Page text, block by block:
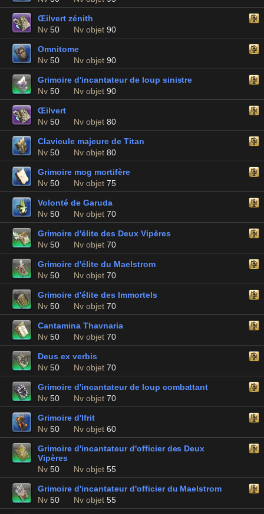
Œilvert zénith
Nv 50 Nv objet 90
Omnitome
Nv 50 Nv objet 90
Grimoire d'incantateur de loup sinistre
Nv 50 Nv objet 90
Œilvert
Nv 50 Nv objet 80
Clavicule majeure de Titan
Nv 50 Nv objet 80
Grimoire mog mortifère
Nv 50 Nv objet 75
Volonté de Garuda
Nv 50 Nv objet 70
Grimoire d'élite des Deux Vipères
Nv 50 Nv objet 70
Grimoire d'élite du Maelstrom
Nv 50 Nv objet 70
Grimoire d'élite des Immortels
Nv 50 Nv objet 70
Cantamina Thavnaria
Nv 50 Nv objet 70
Deus ex verbis
Nv 50 Nv objet 70
Grimoire d'incantateur de loup combattant
Nv 50 Nv objet 70
Grimoire d'Ifrit
Nv 50 Nv objet 60
Grimoire d'incantateur d'officier des Deux
Vipères
Nv 50 Nv objet 55
Grimoire d'incantateur d'officier du Maelstrom
Nv 50 Nv objet 55